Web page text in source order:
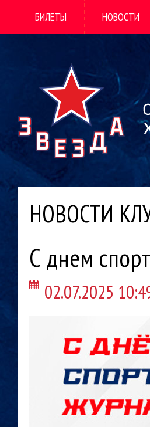
БИЛЕТЫ НОВОСТИ
НОВОСТИ
С днем
02.07.2025